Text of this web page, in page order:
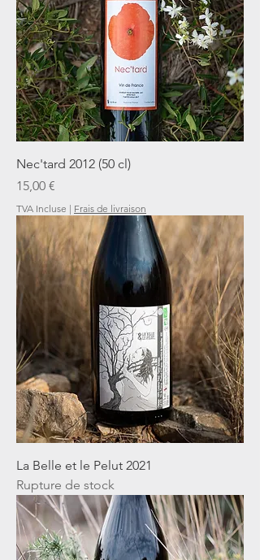
Nec'tard 2012 (50 cl)
Prix
15,00 €
TVA Incluse | Frais de livraison
La Belle et le Pelut 2021
Rupture de stock